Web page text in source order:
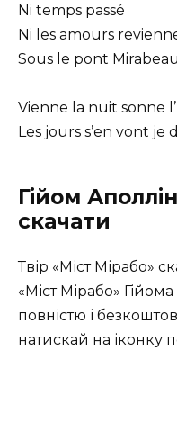
Ni temps passé
Ni les amours
Sous le pont
Vienne la nuit sonne
Les jours s’en vont je
Гійом
скачати
Твір «Міст Мірабо»
«Міст Мірабо»
повністю і
натискай на іконку